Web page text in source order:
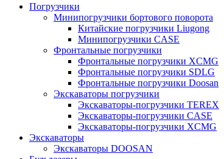
Погрузчики
Минипогрузчики бортового поворота
Китайские погрузчики Liugong
Минипогрузчики CASE
Фронтальные погрузчики
Фронтальные погрузчики XCMG
Фронтальные погрузчики SDLG
Фронтальные погрузчики Doosan
Экскаваторы погрузчики
Экскаваторы-погрузчики TEREX
Экскаваторы-погрузчики CASE
Экскаваторы-погрузчики XCMG
Экскаваторы
Экскаваторы DOOSAN